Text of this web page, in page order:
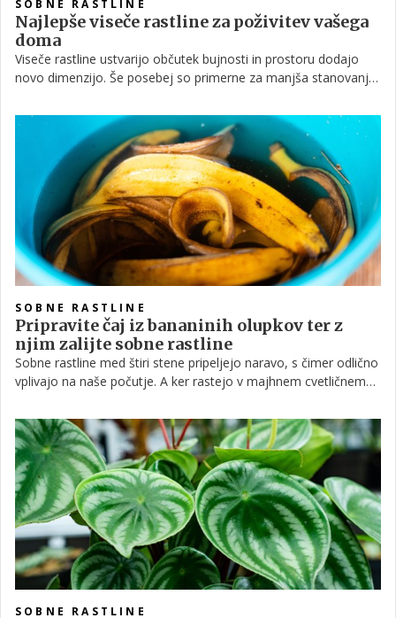
SOBNE RASTLINE
Najlepše viseče rastline za poživitev vašega
doma
Viseče rastline ustvarijo občutek bujnosti in prostoru dodajo
novo dimenzijo. Še posebej so primerne za manjša stanovanja,
estetskega učinka lahko z njimi popestrimo prazne kotičke,
police ali območja ob oknih.
SOBNE RASTLINE
Pripravite čaj iz bananinih olupkov ter z
njim zalijte sobne rastline
Sobne rastline med štiri stene pripeljejo naravo, s čimer odlično
vplivajo na naše počutje. A ker rastejo v majhnem cvetličnem
nato dodajati z gnojili. Preizkusite lahko, kako se obnesejo
povsem naravna.
SOBNE RASTLINE